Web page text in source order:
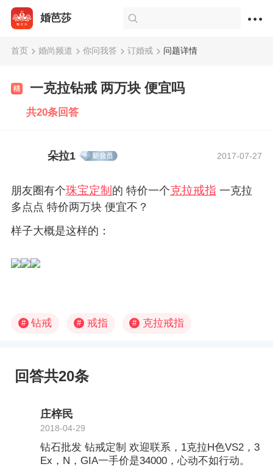
婚芭莎
首页 婚尚频道 你问我答 订婚戒 问题详情
一克拉钻戒 两万块 便宜吗
共20条回答
朵拉1 2017-07-27
朋友圈有个珠宝定制 的 特价一个克拉戒指 一克拉
多点点 特价两万块 便宜不？
样子大概是这样的：
# 钻戒 # 戒指 # 克拉戒指
回答共20条
庄梓民
2018-04-29
钻石批发 钻戒定制 欢迎联系，1克拉H色VS2，3
Ex，N，GIA一手价是34000，心动不如行动。